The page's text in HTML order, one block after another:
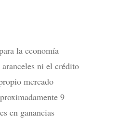
la economía
ni el crédito
mercado
9
en ganancias